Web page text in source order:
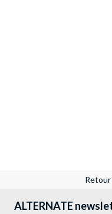
Retour
ALTERNATE